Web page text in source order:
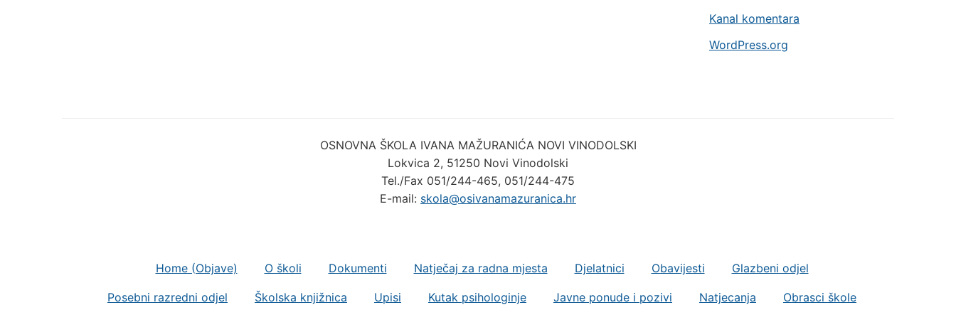
Kanal komentara
WordPress.org
OSNOVNA ŠKOLA IVANA MAŽURANIĆA NOVI VINODOLSKI
Lokvica 2, 51250 Novi Vinodolski
Tel./Fax 051/244-465, 051/244-475
E-mail: skola@osivanamazuranica.hr
Home (Objave) O školi Dokumenti Natječaj za radna mjesta Djelatnici Obavijesti Glazbeni odjel
Posebni razredni odjel Školska knjižnica Upisi Kutak psihologinje Javne ponude i pozivi Natjecanja Obrasci škole